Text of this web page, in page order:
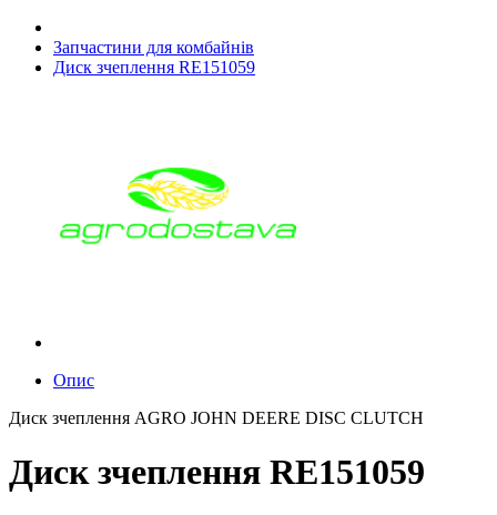
Запчастини для комбайнів
Диск зчеплення RE151059
Опис
Диск зчеплення AGRO JOHN DEERE DISC CLUTCH
Диск зчеплення RE151059